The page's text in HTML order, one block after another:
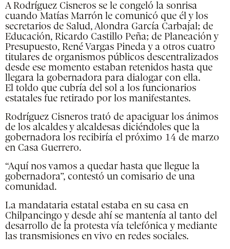
A Rodríguez Cisneros se le congeló la sonrisa
cuando Matías Marrón le comunicó que él y los
secretarios de Salud, Alondra García Carbajal; de
Educación, Ricardo Castillo Peña; de Planeación y
Presupuesto, René Vargas Pineda y a otros cuatro
titulares de organismos públicos descentralizados
desde ese momento estaban retenidos hasta que
llegara la gobernadora para dialogar con ella.
El toldo que cubría del sol a los funcionarios
estatales fue retirado por los manifestantes.
Rodríguez Cisneros trató de apaciguar los ánimos
de los alcaldes y alcaldesas diciéndoles que la
gobernadora los recibiría el próximo 14 de marzo
en Casa Guerrero.
“Aquí nos vamos a quedar hasta que llegue la
gobernadora”, contestó un comisario de una
comunidad.
La mandataria estatal estaba en su casa en
Chilpancingo y desde ahí se mantenía al tanto del
desarrollo de la protesta vía telefónica y mediante
las transmisiones en vivo en redes sociales.